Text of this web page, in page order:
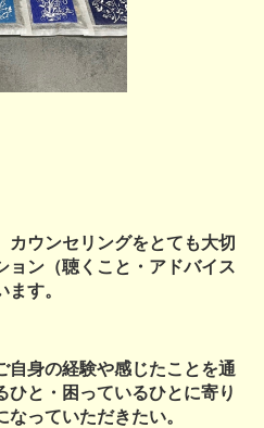
カウンセリングをとても大切
ョン（聴くこと・アドバイス
す。
身の経験や感じたことを通
ひと・困っているひとに寄り
っていただきたい。